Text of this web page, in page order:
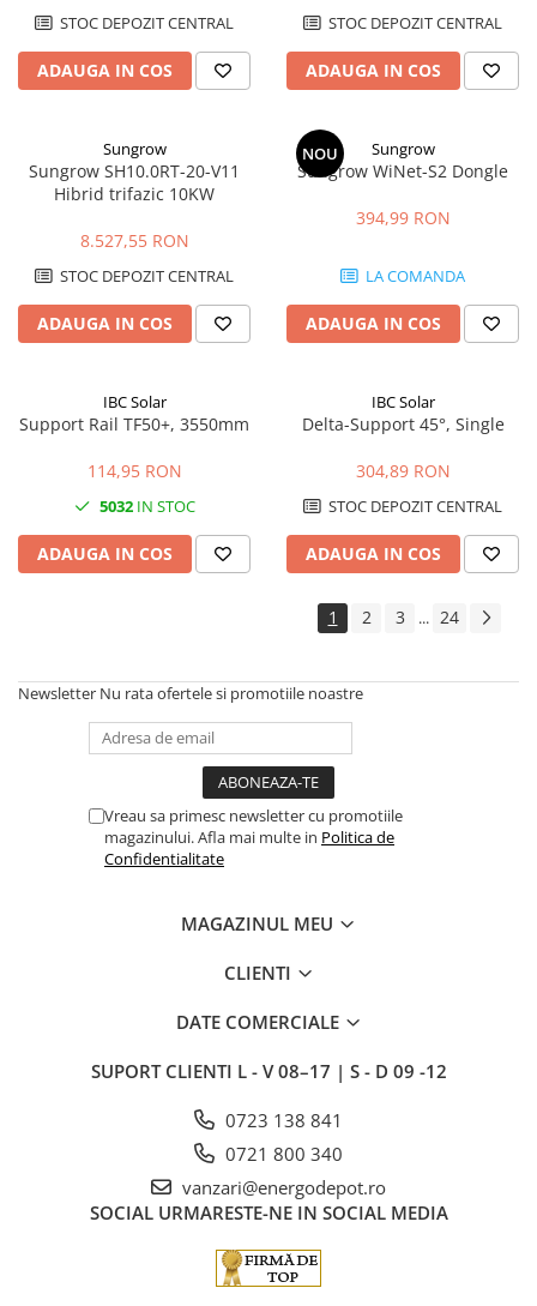
STOC DEPOZIT CENTRAL
ADAUGA IN COS
STOC DEPOZIT CENTRAL
ADAUGA IN COS
Sungrow
Sungrow SH10.0RT-20-V11
Hibrid trifazic 10KW
8.527,55 RON
STOC DEPOZIT CENTRAL
ADAUGA IN COS
NOU Sungrow
Sungrow WiNet-S2 Dongle
394,99 RON
LA COMANDA
ADAUGA IN COS
IBC Solar
Support Rail TF50+, 3550mm
114,95 RON
5032IN STOC
ADAUGA IN COS
IBC Solar
Delta-Support 45°, Single
304,89 RON
STOC DEPOZIT CENTRAL
ADAUGA IN COS
1 2 3 ... 24
Newsletter Nu rata ofertele si promotiile noastre
Vreau sa primesc newsletter cu promotiile
magazinului. Afla mai multe in Politica de
Confidentialitate
MAGAZINUL MEU
CLIENTI
DATE COMERCIALE
SUPORT CLIENTI L - V 08–17 | S - D 09 -12
0723 138 841
0721 800 340
vanzari@energodepot.ro
SOCIAL URMARESTE-NE IN SOCIAL MEDIA